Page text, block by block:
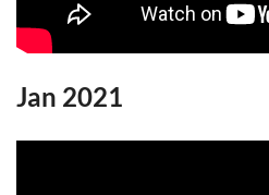
Jan 2021